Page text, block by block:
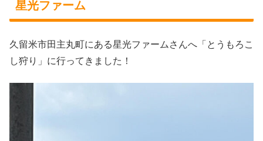
星光ファーム
久留米市田主丸町にある星光ファームさんへ「とうもろこ
し狩り」に行ってきました！